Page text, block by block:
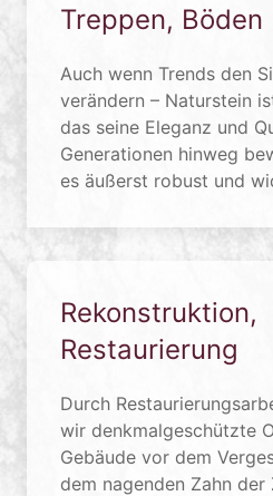
Treppen, Böden
Auch wenn Trends den
verändern – Naturstein
das seine Eleganz und
Generationen hinweg
es äußerst robust und
Rekonstruktion,
Restaurierung
Durch
wir denkmalgeschützte
Gebäude vor dem
dem nagenden Zahn der